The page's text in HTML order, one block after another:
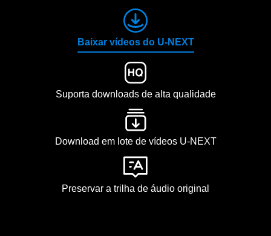
Baixar vídeos do U-NEXT
Suporta downloads de alta qualidade
Download em lote de vídeos U-NEXT
Preservar a trilha de áudio original